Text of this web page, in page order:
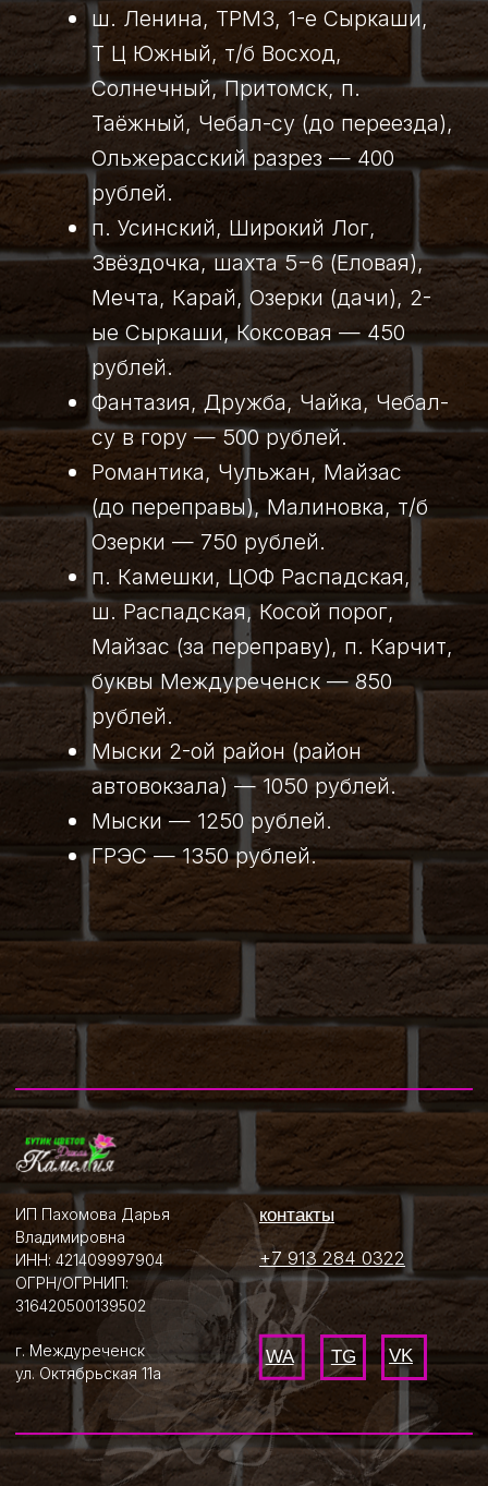
© 2025 Все права защищены